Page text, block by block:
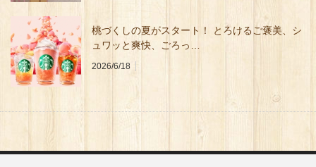
桃づくしの夏がスタート！ とろけるご褒美、シ
ュワッと爽快、ごろっ…
2026/6/18